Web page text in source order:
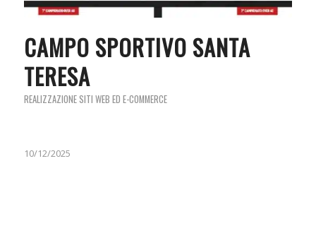
CAMPO SPORTIVO SANTA
TERESA
REALIZZAZIONE SITI WEB ED E-COMMERCE
10/12/2025